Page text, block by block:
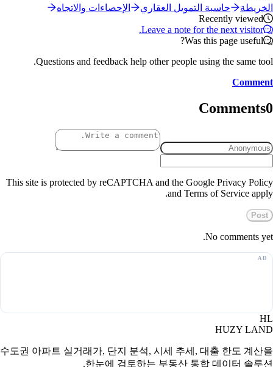
الخريطة
حاسبة التمويل العقاري
الإحصاءات والاتجاه
Recently viewed
Leave a note for the next visitor.
Was this page useful?
Questions and feedback help other people using the same tool.
Comment
Comments0
This site is protected by reCAPTCHA and the Google Privacy Policy
and Terms of Service apply.
Post
No comments yet.
HL
HUZY LAND
수도권 아파트 실거래가, 단지 분석, 시세 추세, 대출 한도 계산을
한눈에 검토하는 부동산 통합 데이터 솔루션.